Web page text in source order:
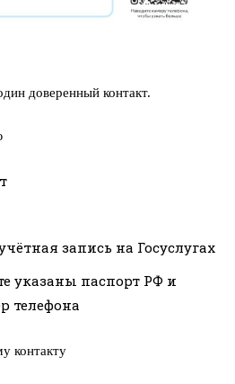
доверенный контакт.
запись на Госуслугах
указаны паспорт РФ и
телефона
контакту